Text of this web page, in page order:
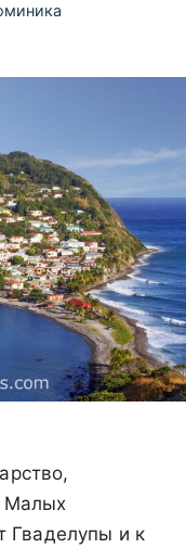
Малых
Гваделупы и к